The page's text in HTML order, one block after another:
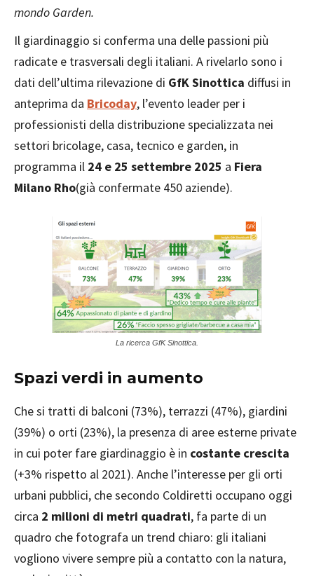
mondo Garden.
Il giardinaggio si conferma una delle passioni più
radicate e trasversali degli italiani. A rivelarlo sono i
dati dell’ultima rilevazione di GfK Sinottica diffusi in
anteprima da Bricoday, l’evento leader per i
professionisti della distribuzione specializzata nei
settori bricolage, casa, tecnico e garden, in
programma il 24 e 25 settembre 2025 a Fiera
Milano Rho(già confermate 450 aziende).
La ricerca GfK Sinottica.
Spazi verdi in aumento
Che si tratti di balconi (73%), terrazzi (47%), giardini
(39%) o orti (23%), la presenza di aree esterne private
in cui poter fare giardinaggio è in costante crescita
(+3% rispetto al 2021). Anche l’interesse per gli orti
urbani pubblici, che secondo Coldiretti occupano oggi
circa 2 milioni di metri quadrati, fa parte di un
quadro che fotografa un trend chiaro: gli italiani
vogliono vivere sempre più a contatto con la natura,